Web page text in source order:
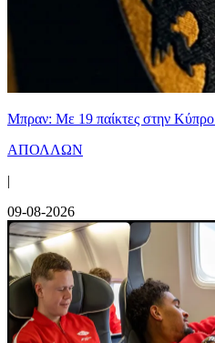
Μπραν: Με 19 παίκτες στην Κύπρο
ΑΠΟΛΛΩΝ
|
09-08-2026